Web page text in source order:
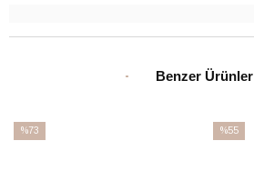
Benzer Ürünler
%73
%55